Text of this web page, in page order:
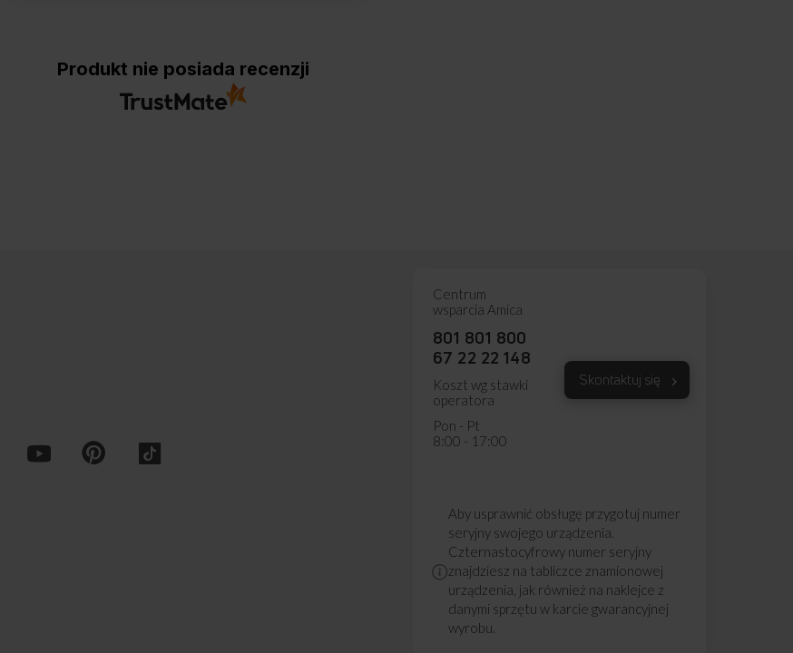
Produkt nie posiada recenzji
Centrum
wsparcia Amica
801 801 800
67 22 22 148
Koszt wg stawki
operatora
Pon - Pt
8:00 - 17:00
Skontaktuj się
Aby usprawnić obsługę przygotuj numer
seryjny swojego urządzenia.
Czternastocyfrowy numer seryjny
znajdziesz na tabliczce znamionowej
urządzenia, jak również na naklejce z
danymi sprzętu w karcie gwarancyjnej
wyrobu.